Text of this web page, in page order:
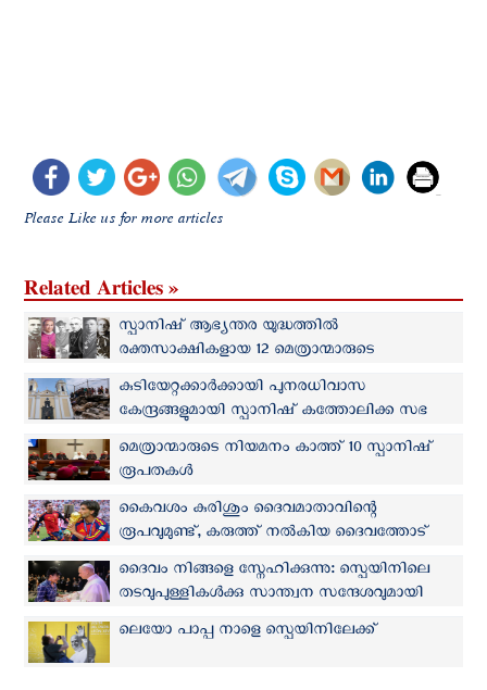
Please Like us for more articles
Related Articles »
സ്പാനിഷ് ആഭ്യന്തര യുദ്ധത്തില്‍
രക്തസാക്ഷികളായ 12 മെത്രാന്മാരുടെ
ജീവത്യാഗത്തിന് 9 പതിറ്റാണ്ട്
കുടിയേറ്റക്കാർക്കായി പുനരധിവാസ
കേന്ദ്രങ്ങളുമായി സ്പാനിഷ് കത്തോലിക്ക സഭ
മെത്രാന്മാരുടെ നിയമനം കാത്ത് 10 സ്പാനിഷ്
രൂപതകള്‍
കൈവശം കുരിശും ദൈവമാതാവിന്റെ
രൂപവുമുണ്ട്, കരുത്ത് നൽകിയ ദൈവത്തോട്
നന്ദി പറയുന്നു; ഫൈനലില്‍ വിജയ ഗോള്‍
നേടിയ സ്പാനിഷ് താരം ഫെറാൻ ടോറസ്
ദൈവം നിങ്ങളെ സ്നേഹിക്കുന്നു: സ്പെയിനിലെ
തടവുപുള്ളികള്‍ക്കു സാന്ത്വന സന്ദേശവുമായി
ലെയോ പാപ്പ
ലെയോ പാപ്പ നാളെ സ്പെയിനിലേക്ക്